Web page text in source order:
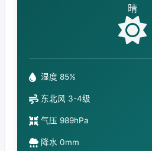
晴
湿度 85%
东北风 3-4级
气压 989hPa
降水 0mm